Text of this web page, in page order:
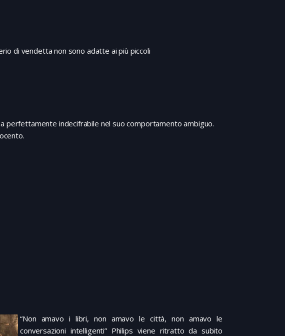
di vendetta non sono adatte ai più piccoli
perfettamente indecifrabile nel suo comportamento ambiguo.
“Non amavo i libri, non amavo le città, non amavo le
conversazioni intelligenti” Philips viene ritratto da subito